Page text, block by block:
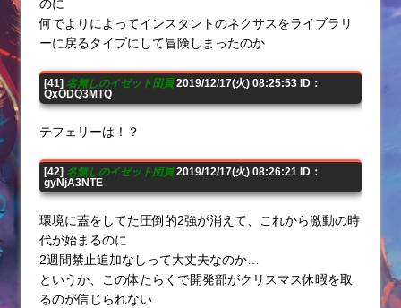
のに
何でよりによってインスタントのネクサスをライブラリ
ーに戻るタイプにして冒険しまったのか
[41] 名無しのイゼット団員2019/12/17(火) 08:25:53 ID：
QxODQ3MTQ
テフェリーは！？
[42] 名無しのイゼット団員2019/12/17(火) 08:26:21 ID：
gyNjA3NTE
環境に蓋をしてた圧倒的2強が消えて、これから激動の時
代が始まるのに
2週間禁止追加なしって大丈夫なのか…
というか、この体たらくで開発部がクリスマス休暇を取
るのが信じられない